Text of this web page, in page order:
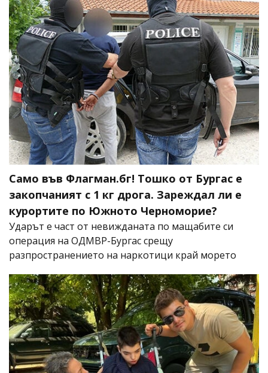
Само във Флагман.бг! Тошко от Бургас е
закопчаният с 1 кг дрога. Зареждал ли е
курортите по Южното Черноморие?
Ударът е част от невижданата по мащабите си
операция на ОДМВР-Бургас срещу
разпространението на наркотици край морето